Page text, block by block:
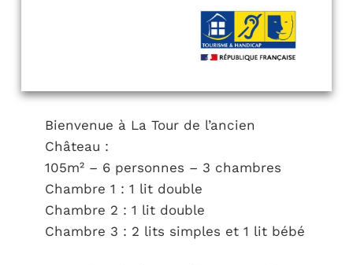
Bienvenue à La Tour de l’ancien
Château :
105m² – 6 personnes – 3 chambres
Chambre 1 : 1 lit double
Chambre 2 : 1 lit double
Chambre 3 : 2 lits simples et 1 lit bébé